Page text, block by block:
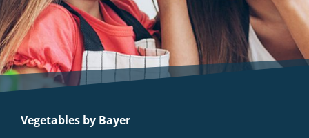
Vegetables by Bayer